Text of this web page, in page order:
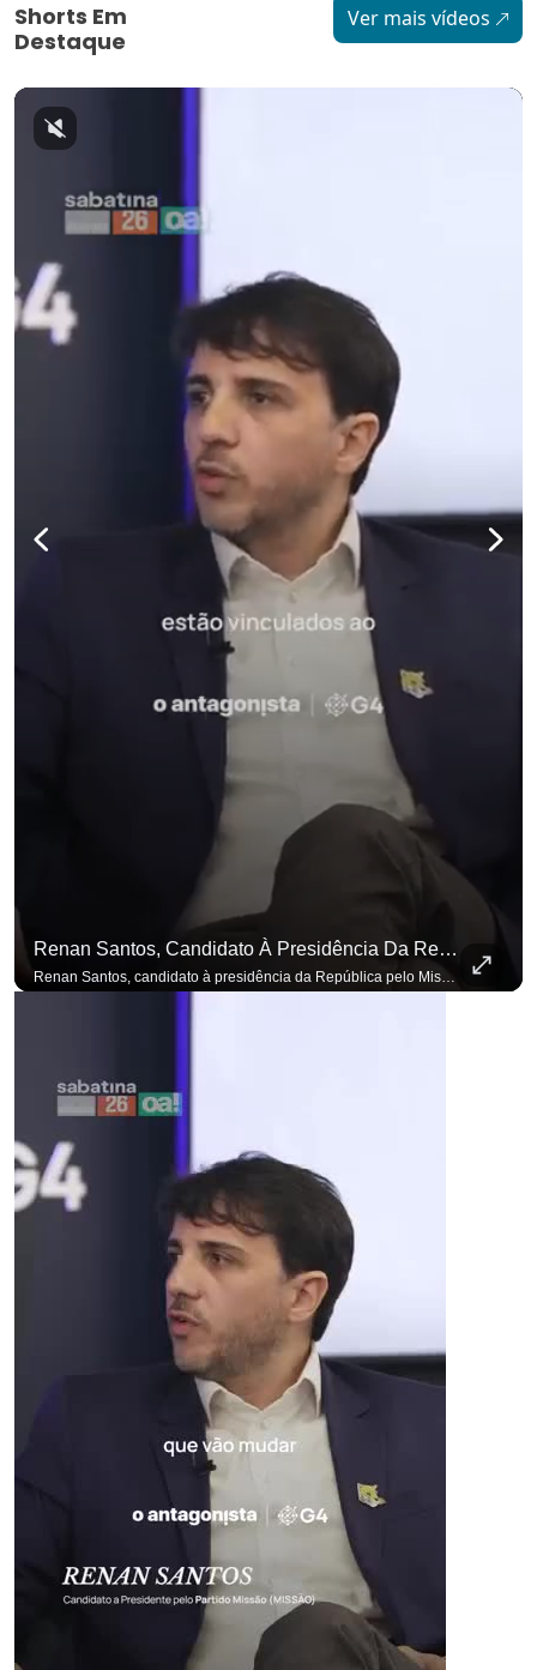
Shorts Em
Destaque
Ver mais vídeos
Renan Santos, Candidato À Presidência Da República Pelo Missão, Defende Aplicar Reformas Fiscais
Renan Santos, candidato à presidência da República pelo Missão, defende aplicar reformas fiscais impopulares para conter aumento incontrolado dos gastos e dívida pública, garantindo que essas medidas afetarão positivamente o ambiente econômico no Brasil. Se você busca informação com credibilidade, inscreva-se agora e ative o